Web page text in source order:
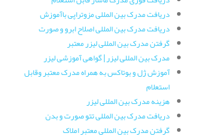
دریافت مدرک بین المللی مزوتراپی باآموزش
دریافت مدرک بین المللی اصلاح ابرو و صورت
گرفتن مدرک بین المللی لیزر معتبر
مدرک بین المللی لیزر | گواهی آموزشی لیزر
آموزش ژل و بوتاکس به همراه مدرک معتبر وقابل
استعلام
هزینه مدرک بین المللی لیزر
دریافت مدرک بین المللی تتو صورت و بدن
گرفتن مدرک بین المللی معتبر املاک